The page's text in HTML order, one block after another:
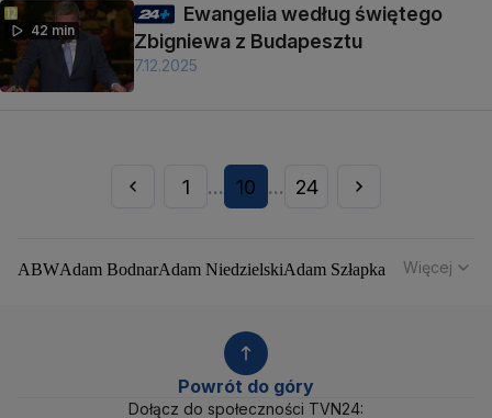
42 min
Ewangelia według świętego
Zbigniewa z Budapesztu
7.12.2025
1 ... 10 ... 24
ABWAdam BodnarAdam NiedzielskiAdam Szłapka
Aleksander Kwaśniewski
Alert RCB
Ambasada USA w Polsce
Andrzej Duda Białoruś
Więcej
Powrót do góry
Dołącz do społeczności TVN24: